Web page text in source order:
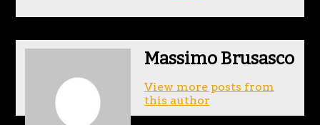
Massimo Brusasco
View more posts from
this author